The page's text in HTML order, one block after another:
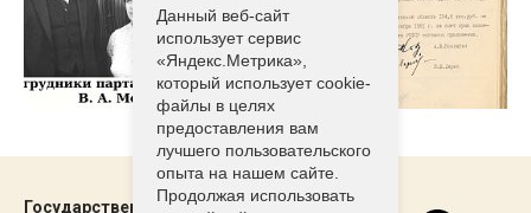
Государственный архив
Данный веб-сайт
использует сервис
«Яндекс.Метрика»,
который использует cookie-
файлы в целях
предоставления вам
лучшего пользовательского
опыта на нашем сайте.
Продолжая использовать